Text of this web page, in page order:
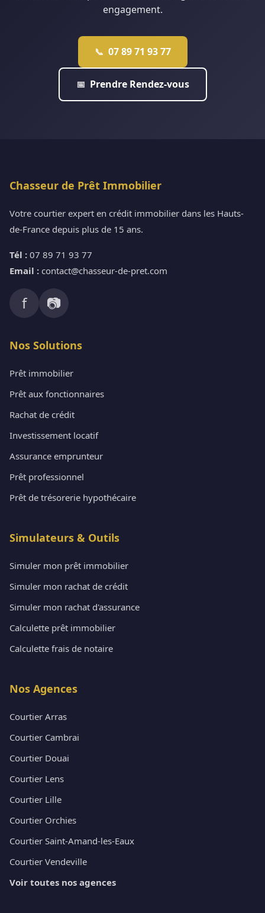
engagement.
📞 07 89 71 93 77
📅 Prendre Rendez-vous
Chasseur de Prêt Immobilier
Votre courtier expert en crédit immobilier dans les Hauts-
de-France depuis plus de 15 ans.
Tél : 07 89 71 93 77
Email : contact@chasseur-de-pret.com
f 📷
Nos Solutions
Prêt immobilier
Prêt aux fonctionnaires
Rachat de crédit
Investissement locatif
Assurance emprunteur
Prêt professionnel
Prêt de trésorerie hypothécaire
Simulateurs & Outils
Simuler mon prêt immobilier
Simuler mon rachat de crédit
Simuler mon rachat d'assurance
Calculette prêt immobilier
Calculette frais de notaire
Nos Agences
Courtier Arras
Courtier Cambrai
Courtier Douai
Courtier Lens
Courtier Lille
Courtier Orchies
Courtier Saint-Amand-les-Eaux
Courtier Vendeville
Voir toutes nos agences